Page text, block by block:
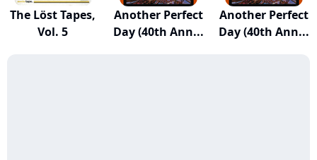
The Löst Tapes,
Vol. 5
Another Perfect
Day (40th Ann...
Another Perfect
Day (40th Ann...